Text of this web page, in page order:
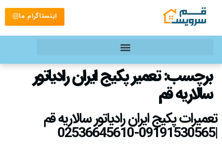
اینستاگرام ما
برچسب:تعمیر پکیج ایران رادیاتور
سالاریه قم
تعمیرات پکیج ایران رادیاتور سالاریه قم
|09191530565-02536645610